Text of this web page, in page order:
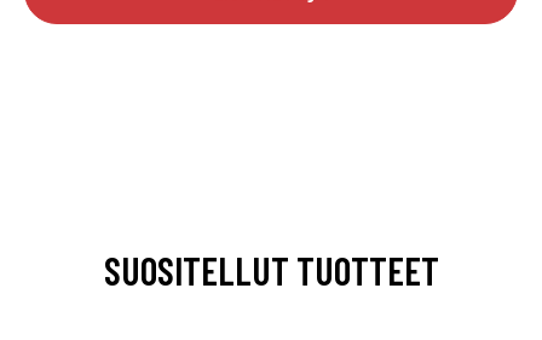
SUOSITELLUT TUOTTEET